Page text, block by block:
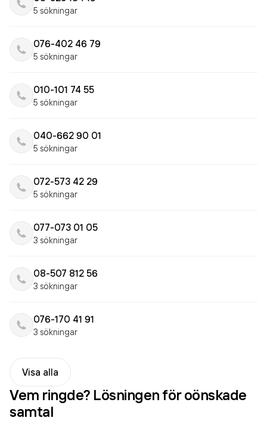
5 sökningar
076-402 46 79
5 sökningar
010-101 74 55
5 sökningar
040-662 90 01
5 sökningar
072-573 42 29
5 sökningar
077-073 01 05
3 sökningar
08-507 812 56
3 sökningar
076-170 41 91
3 sökningar
Visa alla
Vem ringde? Lösningen för oönskade
samtal